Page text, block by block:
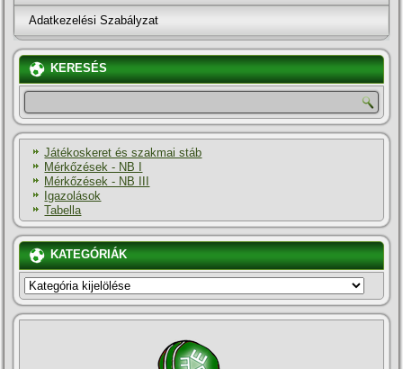
Adatkezelési Szabályzat
KERESÉS
Játékoskeret és szakmai stáb
Mérkőzések - NB I
Mérkőzések - NB III
Igazolások
Tabella
KATEGÓRIÁK
KATEGÓRIÁK